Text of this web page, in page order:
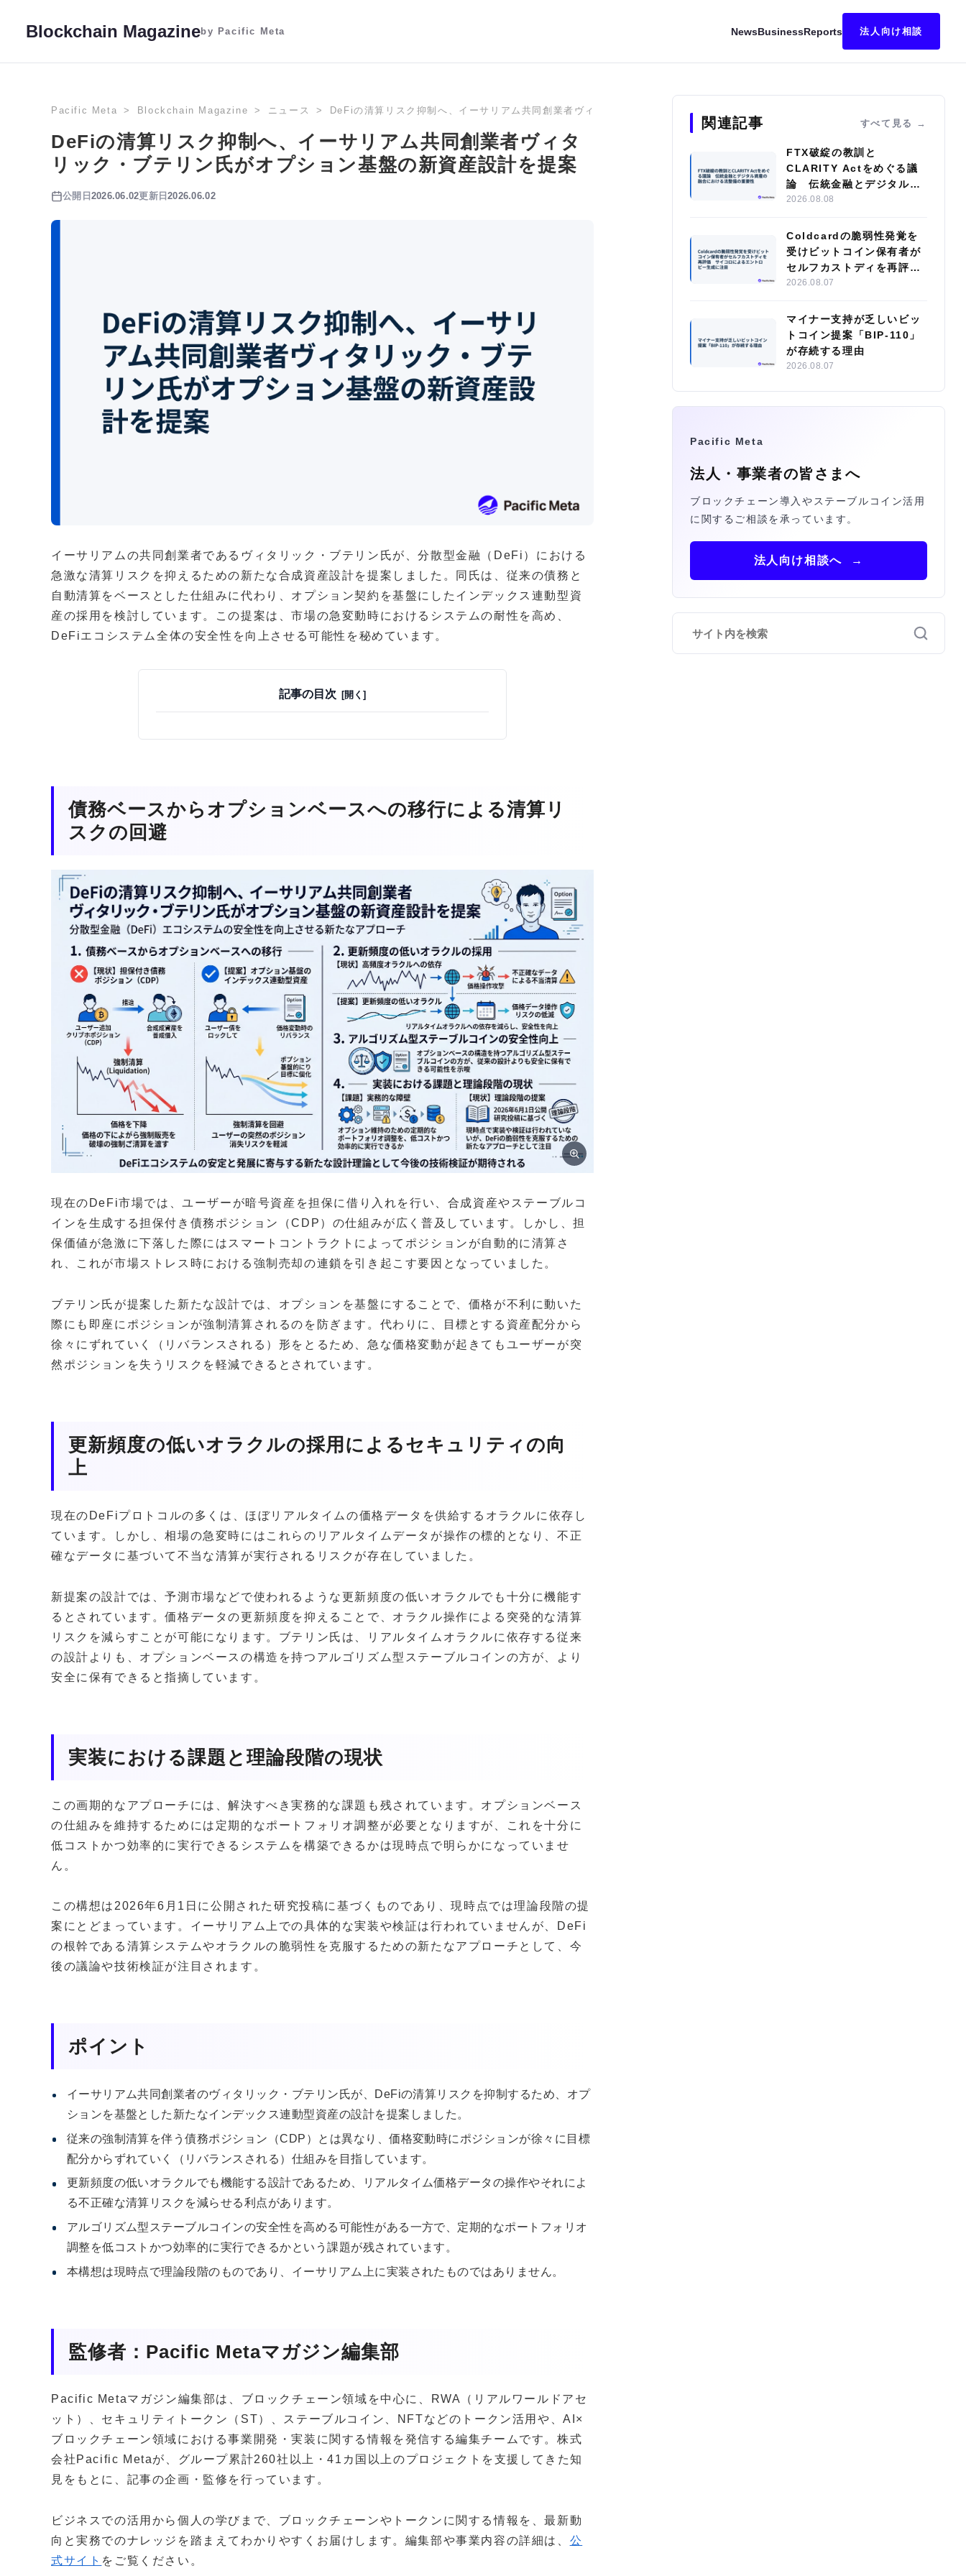
Blockchain Magazineby Pacific Meta NewsBusinessReports 法人向け相談
Pacific Meta Blockchain Magazine ニュース DeFiの清算リスク抑制へ、イーサリアム共同創業者ヴィタリック・ブテリン氏がオプション基盤の新資産設計を提案
DeFiの清算リスク抑制へ、イーサリアム共同創業者ヴィタ
リック・ブテリン氏がオプション基盤の新資産設計を提案
公開日 2026.06.02更新日2026.06.02
イーサリアムの共同創業者であるヴィタリック・ブテリン氏が、分散型金融（DeFi）における
急激な清算リスクを抑えるための新たな合成資産設計を提案しました。同氏は、従来の債務と
自動清算をベースとした仕組みに代わり、オプション契約を基盤にしたインデックス連動型資
産の採用を検討しています。この提案は、市場の急変動時におけるシステムの耐性を高め、
DeFiエコシステム全体の安全性を向上させる可能性を秘めています。
記事の目次
債務ベースからオプションベースへの移行による清算リ
スクの回避
現在のDeFi市場では、ユーザーが暗号資産を担保に借り入れを行い、合成資産やステーブルコ
インを生成する担保付き債務ポジション（CDP）の仕組みが広く普及しています。しかし、担
保価値が急激に下落した際にはスマートコントラクトによってポジションが自動的に清算さ
れ、これが市場ストレス時における強制売却の連鎖を引き起こす要因となっていました。
ブテリン氏が提案した新たな設計では、オプションを基盤にすることで、価格が不利に動いた
際にも即座にポジションが強制清算されるのを防ぎます。代わりに、目標とする資産配分から
徐々にずれていく（リバランスされる）形をとるため、急な価格変動が起きてもユーザーが突
然ポジションを失うリスクを軽減できるとされています。
更新頻度の低いオラクルの採用によるセキュリティの向
上
現在のDeFiプロトコルの多くは、ほぼリアルタイムの価格データを供給するオラクルに依存し
ています。しかし、相場の急変時にはこれらのリアルタイムデータが操作の標的となり、不正
確なデータに基づいて不当な清算が実行されるリスクが存在していました。
新提案の設計では、予測市場などで使われるような更新頻度の低いオラクルでも十分に機能す
るとされています。価格データの更新頻度を抑えることで、オラクル操作による突発的な清算
リスクを減らすことが可能になります。ブテリン氏は、リアルタイムオラクルに依存する従来
の設計よりも、オプションベースの構造を持つアルゴリズム型ステーブルコインの方が、より
安全に保有できると指摘しています。
実装における課題と理論段階の現状
この画期的なアプローチには、解決すべき実務的な課題も残されています。オプションベース
の仕組みを維持するためには定期的なポートフォリオ調整が必要となりますが、これを十分に
低コストかつ効率的に実行できるシステムを構築できるかは現時点で明らかになっていませ
ん。
この構想は2026年6月1日に公開された研究投稿に基づくものであり、現時点では理論段階の提
案にとどまっています。イーサリアム上での具体的な実装や検証は行われていませんが、DeFi
の根幹である清算システムやオラクルの脆弱性を克服するための新たなアプローチとして、今
後の議論や技術検証が注目されます。
ポイント
イーサリアム共同創業者のヴィタリック・ブテリン氏が、DeFiの清算リスクを抑制するため、オプ
ションを基盤とした新たなインデックス連動型資産の設計を提案しました。
従来の強制清算を伴う債務ポジション（CDP）とは異なり、価格変動時にポジションが徐々に目標
配分からずれていく（リバランスされる）仕組みを目指しています。
更新頻度の低いオラクルでも機能する設計であるため、リアルタイム価格データの操作やそれによ
る不正確な清算リスクを減らせる利点があります。
アルゴリズム型ステーブルコインの安全性を高める可能性がある一方で、定期的なポートフォリオ
調整を低コストかつ効率的に実行できるかという課題が残されています。
本構想は現時点で理論段階のものであり、イーサリアム上に実装されたものではありません。
監修者：Pacific Metaマガジン編集部
Pacific Metaマガジン編集部は、ブロックチェーン領域を中心に、RWA（リアルワールドアセ
ット）、セキュリティトークン（ST）、ステーブルコイン、NFTなどのトークン活用や、AI×
ブロックチェーン領域における事業開発・実装に関する情報を発信する編集チームです。株式
会社Pacific Metaが、グループ累計260社以上・41カ国以上のプロジェクトを支援してきた知
見をもとに、記事の企画・監修を行っています。
ビジネスでの活用から個人の学びまで、ブロックチェーンやトークンに関する情報を、最新動
向と実務でのナレッジを踏まえてわかりやすくお届けします。編集部や事業内容の詳細は、 公
式サイト をご覧ください。
関連記事 すべて見る
FTX破綻の教訓と
CLARITY Actをめぐる議
論 伝統金融とデジタル資
産の融合における法整備の
2026.08.08
Coldcardの脆弱性発覚を
受けビットコイン保有者が
セルフカストディを再評
価 サイコロによるエント
2026.08.07
マイナー支持が乏しいビッ
トコイン提案「BIP-110」
が存続する理由
2026.08.07
Pacific Meta
法人・事業者の皆さまへ
ブロックチェーン導入やステーブルコイン活用
に関するご相談を承っています。
法人向け相談へ